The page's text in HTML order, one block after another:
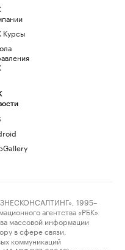
Курсы
1995–
агентства «РБК»
массовой информации
в сфере связи,
коммуникаций